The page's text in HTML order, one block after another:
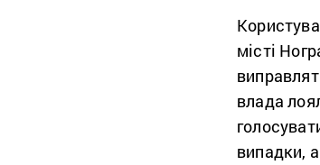
місті
влада
випадки,